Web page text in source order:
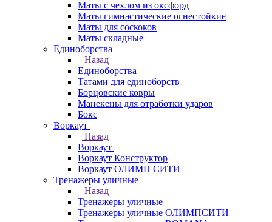
Маты с чехлом из оксфорд
Маты гимнастические огнестойкие
Маты для соскоков
Маты складные
Единоборства
Назад
Единоборства
Татами для единоборств
Борцовские ковры
Манекены для отработки ударов
Бокс
Воркаут
Назад
Воркаут
Воркаут Конструктор
Воркаут ОЛИМП СИТИ
Тренажеры уличные
Назад
Тренажеры уличные
Тренажеры уличные ОЛИМПСИТИ